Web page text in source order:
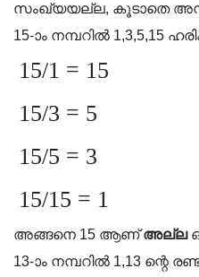
സംഖ്യയല്ല, കൂടാതെ
15-ാം നമ്പറിൽ 1,3,5,15
15/1 = 15
15/3 = 5
15/5 = 3
15/15 = 1
അങ്ങനെ 15 ആണ്അല്ല
13-ാം നമ്പറിൽ 1,13 ന്റെ